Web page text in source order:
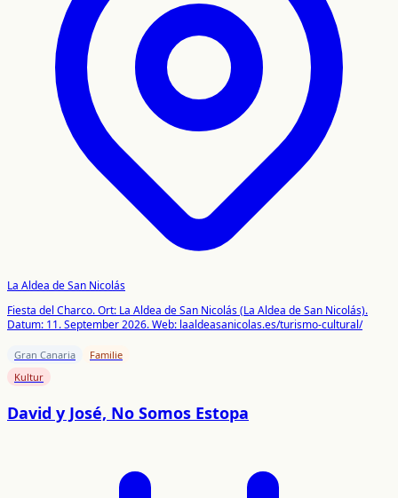
La Aldea de San Nicolás
Fiesta del Charco. Ort: La Aldea de San Nicolás (La Aldea de San Nicolás).
Datum: 11. September 2026. Web: laaldeasanicolas.es/turismo-cultural/
Gran Canaria
Familie
Kultur
David y José, No Somos Estopa